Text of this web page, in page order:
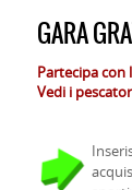
GARA
Partecipa
Vedi i